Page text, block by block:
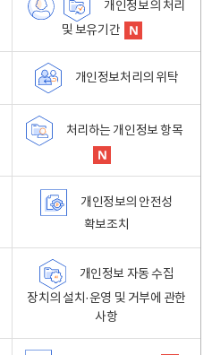
개인정보의 처리
및 보유기간
개인정보처리의 위탁
처리하는 개인정보 항목
개인정보의 안전성
확보조치
개인정보 자동 수집
장치의 설치·운영 및 거부에 관한
사항